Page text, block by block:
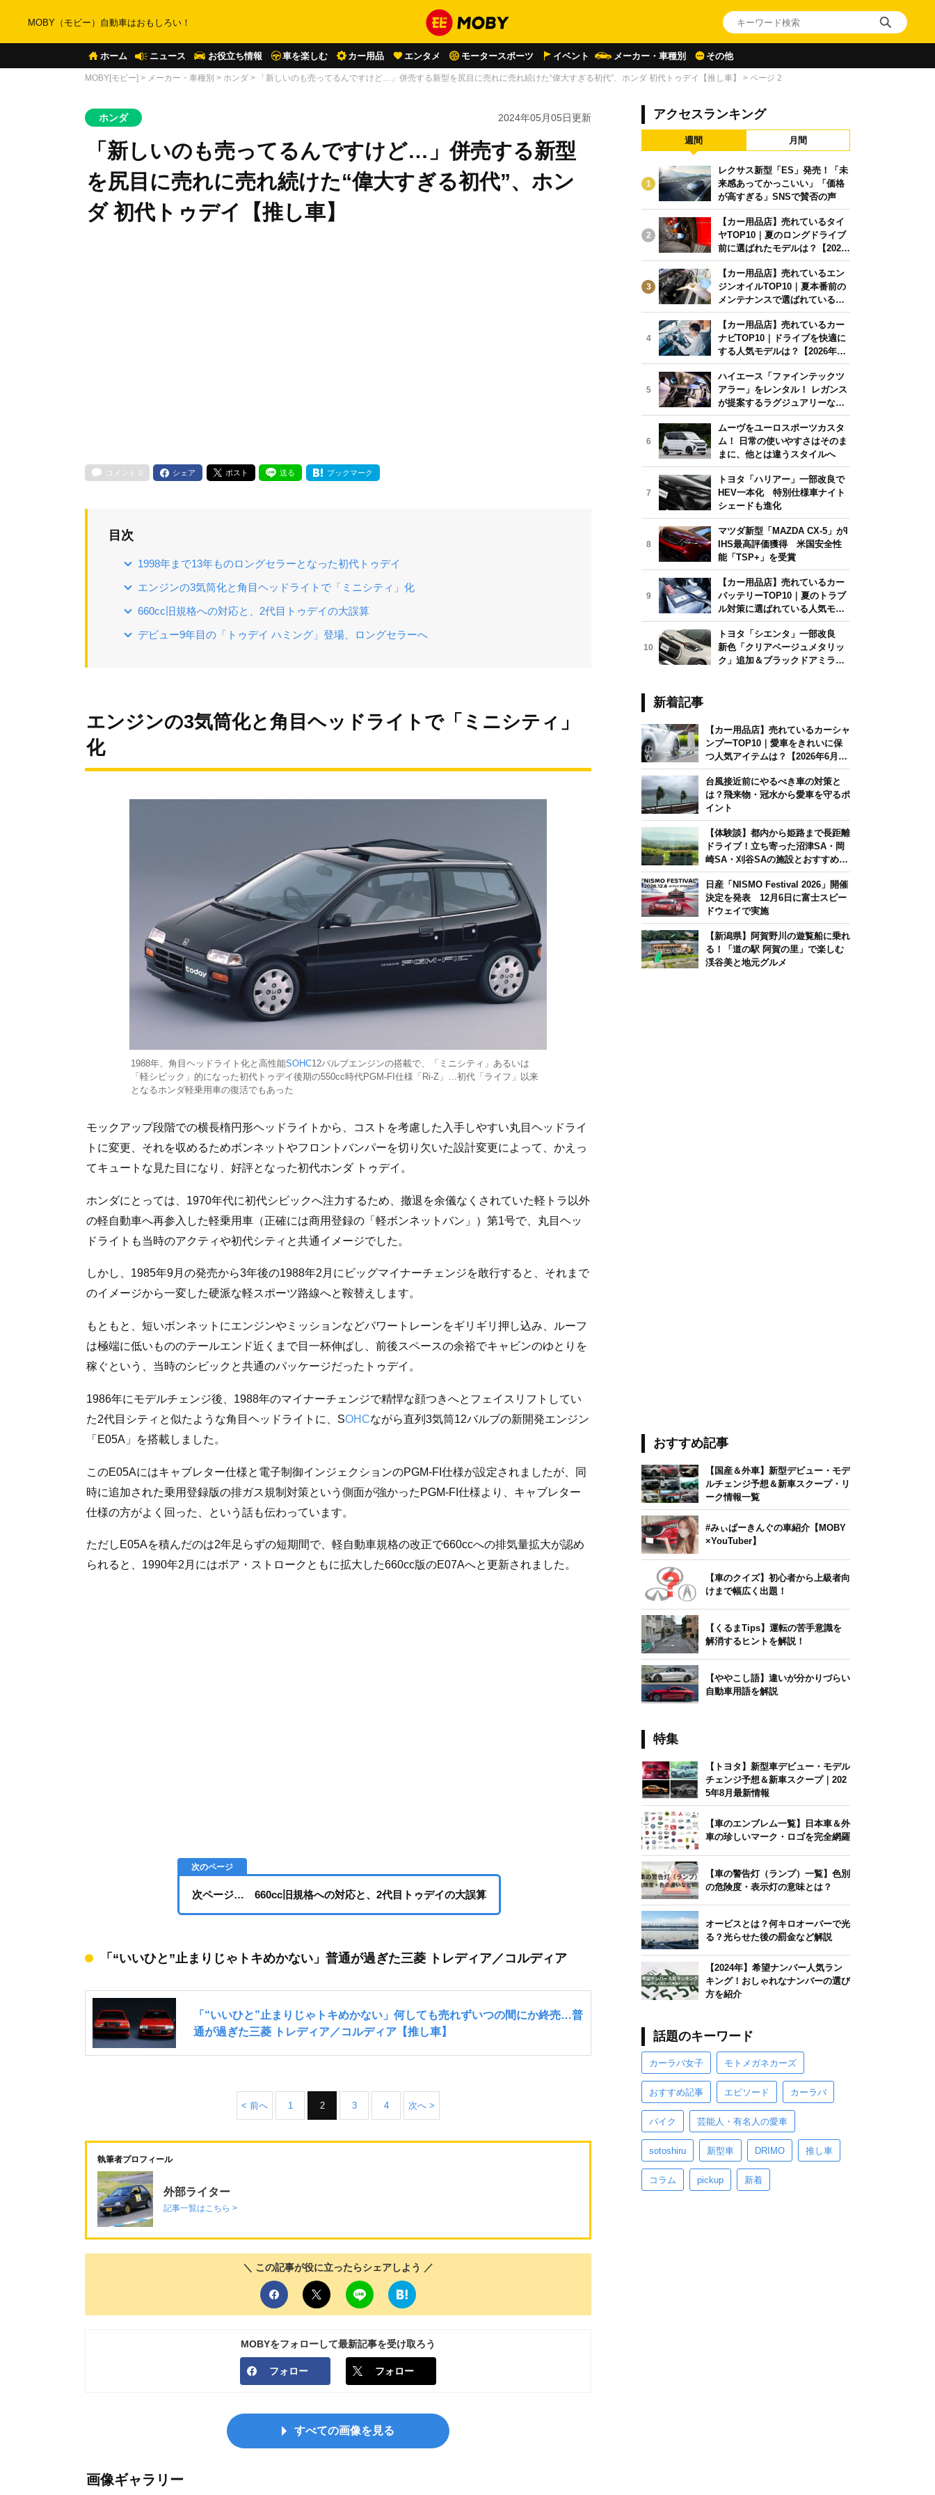
MOBY（モビー）自動車はおもしろい！
ホーム ニュース お役立ち情報 車を楽しむ カー用品 エンタメ モータースポーツ イベント メーカー・車種別 その他
MOBY[モビー] > メーカー・車種別 > ホンダ > 「新しいのも売ってるんですけど…」併売する新型を尻目に売れに売れ続けた“偉大すぎる初代”、ホンダ 初代トゥデイ【推し車】 > ページ 2
ホンダ 2024年05月05日更新
「新しいのも売ってるんですけど…」併売する新型
を尻目に売れに売れ続けた“偉大すぎる初代”、ホン
ダ 初代トゥデイ【推し車】
コメント 0 シェア ポスト 送る ブックマーク
目次
1998年まで13年ものロングセラーとなった初代トゥデイ
エンジンの3気筒化と角目ヘッドライトで「ミニシティ」化
660cc旧規格への対応と、2代目トゥデイの大誤算
デビュー9年目の「トゥデイ ハミング」登場、ロングセラーへ
エンジンの3気筒化と角目ヘッドライトで「ミニシティ」
化
1988年、角目ヘッドライト化と高性能SOHC12バルブエンジンの搭載で、「ミニシティ」あるいは
「軽シビック」的になった初代トゥデイ後期の550cc時代PGM-FI仕様「Ri-Z」…初代「ライフ」以来
となるホンダ軽乗用車の復活でもあった
モックアップ段階での横長楕円形ヘッドライトから、コストを考慮した入手しやすい丸目ヘッドライ
トに変更、それを収めるためボンネットやフロントバンパーを切り欠いた設計変更によって、かえっ
てキュートな見た目になり、好評となった初代ホンダ トゥデイ。
ホンダにとっては、1970年代に初代シビックへ注力するため、撤退を余儀なくされていた軽トラ以外
の軽自動車へ再参入した軽乗用車（正確には商用登録の「軽ボンネットバン」）第1号で、丸目ヘッ
ドライトも当時のアクティや初代シティと共通イメージでした。
しかし、1985年9月の発売から3年後の1988年2月にビッグマイナーチェンジを敢行すると、それまで
のイメージから一変した硬派な軽スポーツ路線へと鞍替えします。
もともと、短いボンネットにエンジンやミッションなどパワートレーンをギリギリ押し込み、ルーフ
は極端に低いもののテールエンド近くまで目一杯伸ばし、前後スペースの余裕でキャビンのゆとりを
稼ぐという、当時のシビックと共通のパッケージだったトゥデイ。
1986年にモデルチェンジ後、1988年のマイナーチェンジで精悍な顔つきへとフェイスリフトしてい
た2代目シティと似たような角目ヘッドライトに、SOHCながら直列3気筒12バルブの新開発エンジン
「E05A」を搭載しました。
このE05Aにはキャブレター仕様と電子制御インジェクションのPGM-FI仕様が設定されましたが、同
時に追加された乗用登録版の排ガス規制対策という側面が強かったPGM-FI仕様より、キャブレター
仕様の方がよく回った、という話も伝わっています。
ただしE05Aを積んだのは2年足らずの短期間で、軽自動車規格の改正で660ccへの排気量拡大が認め
られると、1990年2月にはボア・ストロークともに拡大した660cc版のE07Aへと更新されました。
次ページ… 660cc旧規格への対応と、2代目トゥデイの大誤算
「“いいひと”止まりじゃトキめかない」普通が過ぎた三菱 トレディア／コルディア
< 前へ 1 2 3 4 次へ >
執筆者プロフィール
外部ライター
記事一覧はこちら >
＼ この記事が役に立ったらシェアしよう ／
MOBYをフォローして最新記事を受け取ろう
フォロー フォロー
すべての画像を見る
画像ギャラリー
アクセスランキング
週間 月間
1
レクサス新型「ES」発売！「未
来感あってかっこいい」「価格
が高すぎる」SNSで賛否の声
2
【カー用品店】売れているタイ
ヤTOP10｜夏のロングドライブ
前に選ばれたモデルは？【2026
年6月版】
3
【カー用品店】売れているエン
ジンオイルTOP10｜夏本番前の
メンテナンスで選ばれている人
気モデルは？【2026年6月版】
4
【カー用品店】売れているカー
ナビTOP10｜ドライブを快適に
する人気モデルは？【2026年6
月版】
5
ハイエース「ファインテックツ
アラー」をレンタル！ レガンス
が提案するラグジュアリーな移
動体験
6
ムーヴをユーロスポーツカスタ
ム！ 日常の使いやすさはそのま
まに、他とは違うスタイルへ
7
トヨタ「ハリアー」一部改良で
HEV一本化 特別仕様車ナイト
シェードも進化
8
マツダ新型「MAZDA CX-5」がI
IHS最高評価獲得 米国安全性
能「TSP+」を受賞
9
【カー用品店】売れているカー
バッテリーTOP10｜夏のトラブ
ル対策に選ばれている人気モデ
ルは？【2026年6月版】
10
トヨタ「シエンタ」一部改良
新色「クリアベージュメタリッ
ク」追加＆ブラックドアミラー
新着記事
【カー用品店】売れているカーシャ
ンプーTOP10｜愛車をきれいに保
つ人気アイテムは？【2026年6月
版】
台風接近前にやるべき車の対策と
は？飛来物・冠水から愛車を守るポ
イント
【体験談】都内から姫路まで長距離
ドライブ！立ち寄った沼津SA・岡
崎SA・刈谷SAの施設とおすすめグ
ルメを紹介
日産「NISMO Festival 2026」開催
決定を発表 12月6日に富士スピー
ドウェイで実施
【新潟県】阿賀野川の遊覧船に乗れ
る！「道の駅 阿賀の里」で楽しむ
渓谷美と地元グルメ
おすすめ記事
【国産＆外車】新型デビュー・モデ
ルチェンジ予想＆新車スクープ・リ
ーク情報一覧
#みぃぱーきんぐの車紹介【MOBY
×YouTuber】
【車のクイズ】初心者から上級者向
けまで幅広く出題！
【くるまTips】運転の苦手意識を
解消するヒントを解説！
【ややこし語】違いが分かりづらい
自動車用語を解説
特集
【トヨタ】新型車デビュー・モデル
チェンジ予想＆新車スクープ｜202
5年8月最新情報
【車のエンブレム一覧】日本車＆外
車の珍しいマーク・ロゴを完全網羅
【車の警告灯（ランプ）一覧】色別
の危険度・表示灯の意味とは？
オービスとは？何キロオーバーで光
る？光らせた後の罰金など解説
【2024年】希望ナンバー人気ラン
キング！おしゃれなナンバーの選び
方を紹介
話題のキーワード
カーラバ女子 モトメガネカーズ
おすすめ記事 エピソード カーラバ
バイク 芸能人・有名人の愛車
sotoshiru 新型車 DRIMO 推し車
コラム pickup 新着